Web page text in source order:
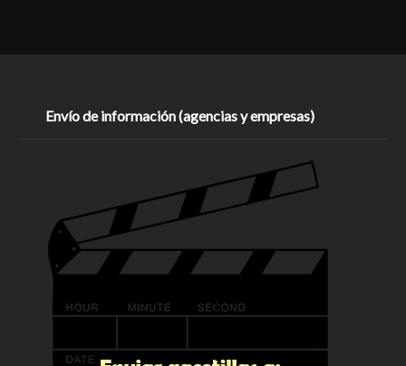
Envío de información (agencias y empresas)